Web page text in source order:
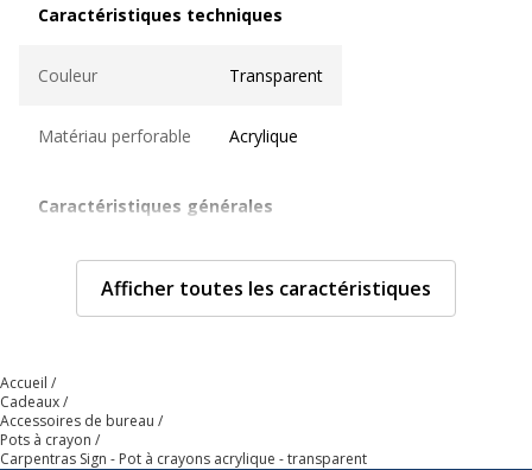
Caractéristiques techniques
Couleur Transparent
Matériau perforable Acrylique
Caractéristiques générales
Quantité incluse 1
Données d'identification
Données d'identification
Code barre maitre 3173740120363
Afficher toutes les caractéristiques
Accueil
Cadeaux
Accessoires de bureau
Pots à crayon
Carpentras Sign - Pot à crayons acrylique - transparent